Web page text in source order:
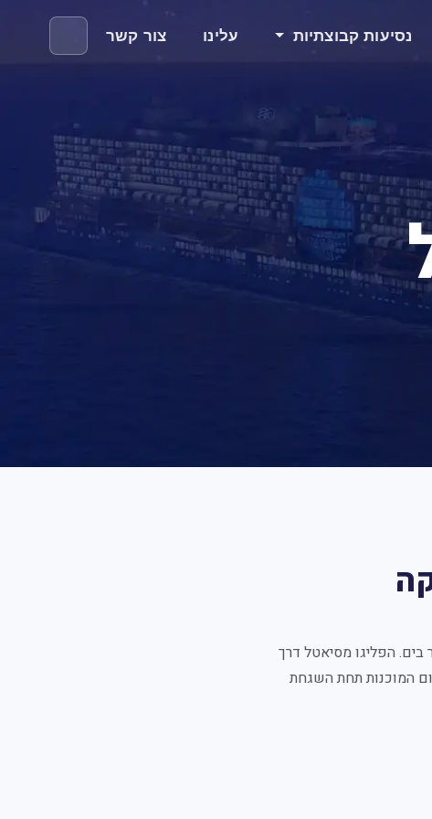
נסיעות קבוצתיות עלינו צור קשר
הפליגו מסיאטל דרך
המוכנות תחת השגחת